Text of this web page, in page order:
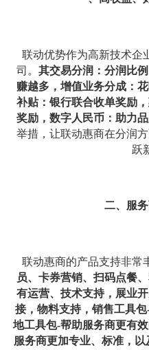
联动优势作为高新技术企
司。 其交易分润： 分润比
赚越多，增值业务分成：
补贴：银行联合收单奖励
奖励，数字人民币：助力品
举措，让联动惠商在分润
跃
二、服
联动惠商的产品支持非常
员、卡券营销、扫码点餐
有运营、技术支持，展业
接，物料支持，销售工具
地工具包-帮助服务商更有
服务商更加专业、标准，